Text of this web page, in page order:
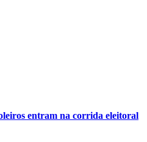
entram na corrida eleitoral